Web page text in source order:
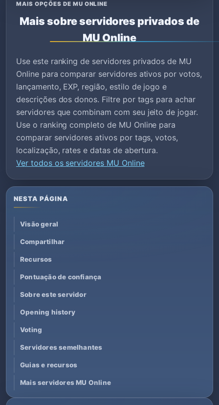
MAIS OPÇÕES DE MU ONLINE
Mais sobre servidores privados de
MU Online
Use este ranking de servidores privados de MU
Online para comparar servidores ativos por votos,
lançamento, EXP, região, estilo de jogo e
descrições dos donos. Filtre por tags para achar
servidores que combinam com seu jeito de jogar.
Use o ranking completo de MU Online para
comparar servidores ativos por tags, votos,
localização, rates e datas de abertura.
Ver todos os servidores MU Online
NESTA PÁGINA
Visão geral
Compartilhar
Recursos
Pontuação de confiança
Sobre este servidor
Opening history
Voting
Servidores semelhantes
Guias e recursos
Mais servidores MU Online